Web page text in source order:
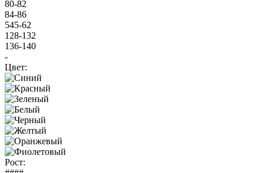
80-82
84-86
545-62
128-132
136-140
-
Цвет:
Рост: